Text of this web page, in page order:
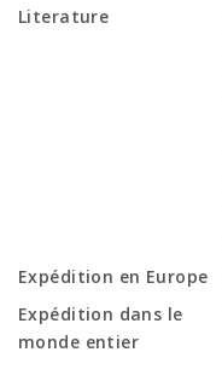
Literature
Expédition en Europe
Expédition dans le
monde entier